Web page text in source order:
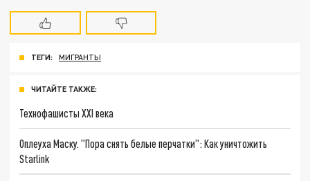
ТЕГИ: МИГРАНТЫ
ЧИТАЙТЕ ТАКЖЕ:
Технофашисты XXI века
Оплеуха Маску. "Пора снять белые перчатки": Как уничтожить
Starlink